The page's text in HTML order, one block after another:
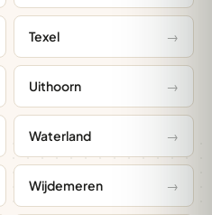
Texel
Uithoorn
Waterland
Wijdemeren